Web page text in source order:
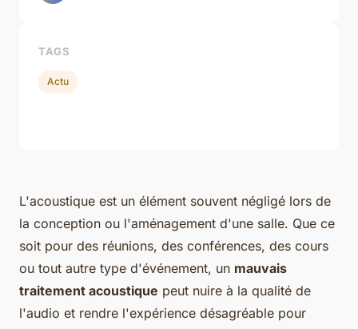
L'acoustique est un élément souvent négligé lors de
la conception ou l'aménagement d'une salle. Que ce
soit pour des réunions, des conférences, des cours
ou tout autre type d'événement, un mauvais
traitement acoustique peut nuire à la qualité de
l'audio et rendre l'expérience désagréable pour
TAGS
Actu